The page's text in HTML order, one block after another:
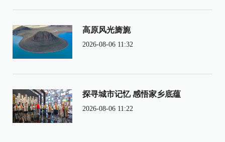
高原风光旖旎
2026-08-06 11:32
探寻城市记忆 感悟家乡底蕴
2026-08-06 11:22